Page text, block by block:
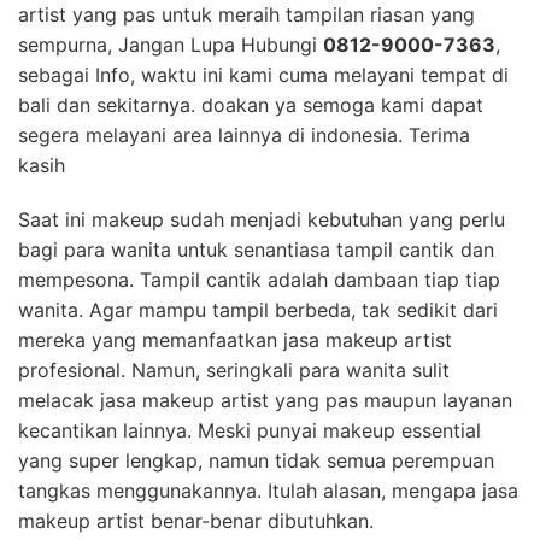
artist yang pas untuk meraih tampilan riasan yang
sempurna, Jangan Lupa Hubungi 0812-9000-7363,
sebagai Info, waktu ini kami cuma melayani tempat di
bali dan sekitarnya. doakan ya semoga kami dapat
segera melayani area lainnya di indonesia. Terima
kasih
Saat ini makeup sudah menjadi kebutuhan yang perlu
bagi para wanita untuk senantiasa tampil cantik dan
mempesona. Tampil cantik adalah dambaan tiap tiap
wanita. Agar mampu tampil berbeda, tak sedikit dari
mereka yang memanfaatkan jasa makeup artist
profesional. Namun, seringkali para wanita sulit
melacak jasa makeup artist yang pas maupun layanan
kecantikan lainnya. Meski punyai makeup essential
yang super lengkap, namun tidak semua perempuan
tangkas menggunakannya. Itulah alasan, mengapa jasa
makeup artist benar-benar dibutuhkan.